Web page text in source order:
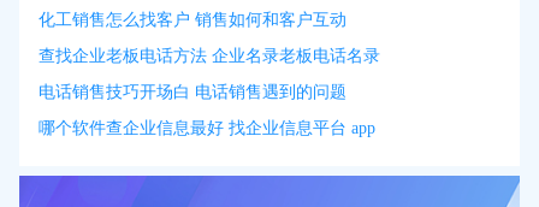
化工销售怎么找客户 销售如何和客户互动
查找企业老板电话方法 企业名录老板电话名录
电话销售技巧开场白 电话销售遇到的问题
哪个软件查企业信息最好 找企业信息平台 app